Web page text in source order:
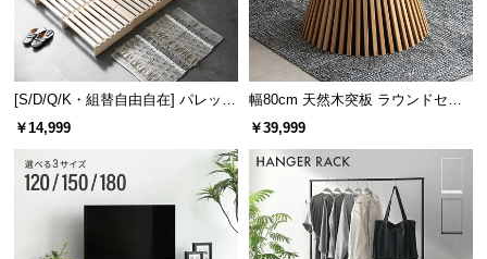
[S/D/Q/K・組替自由自在] パレット
ベッド 8/12/16枚セット
￥14,999
幅80cm 天然木突板 ラウンドセン
ターテーブル 美しい格子デザイン
￥39,999